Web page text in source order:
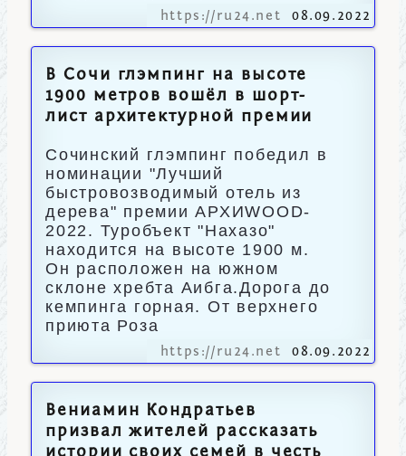
https://ru24.net 08.09.2022
В Сочи глэмпинг на высоте
1900 метров вошёл в шорт-
лист архитектурной премии
Сочинский глэмпинг победил в
номинации "Лучший
быстровозводимый отель из
дерева" премии АРХИWOOD-
2022. Туробъект "Нахазо"
находится на высоте 1900 м.
Он расположен на южном
склоне хребта Аибга.Дорога до
кемпинга горная. От верхнего
приюта Роза
https://ru24.net 08.09.2022
Вениамин Кондратьев
призвал жителей рассказать
истории своих семей в честь